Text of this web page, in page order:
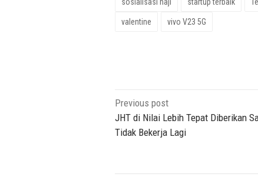
sosialisasi haji startup terbaik
valentine vivo V23 5G
Post
navigation
Previous post
JHT di Nilai Lebih Tepat Diberikan
Tidak Bekerja Lagi